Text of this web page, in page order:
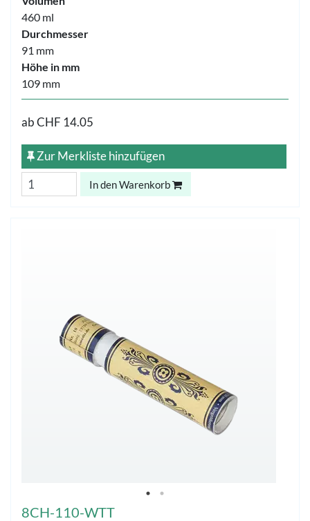
460 ml
Durchmesser
91 mm
Höhe in mm
109 mm
abCHF 14.05
Zur Merkliste hinzufügen
In den Warenkorb
8CH-110-WTT